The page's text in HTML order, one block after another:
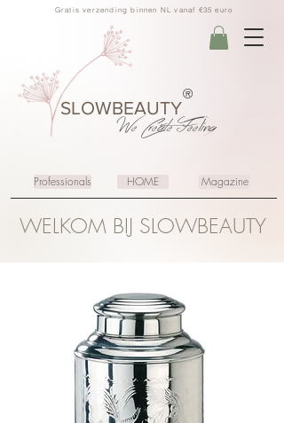
Gratis verzending binnen NL vanaf €35 euro
SLOWBEAUTY
We CreateFeeling
®
Professionals HOME Magazine
WELKOM BIJ SLOWBEAUTY